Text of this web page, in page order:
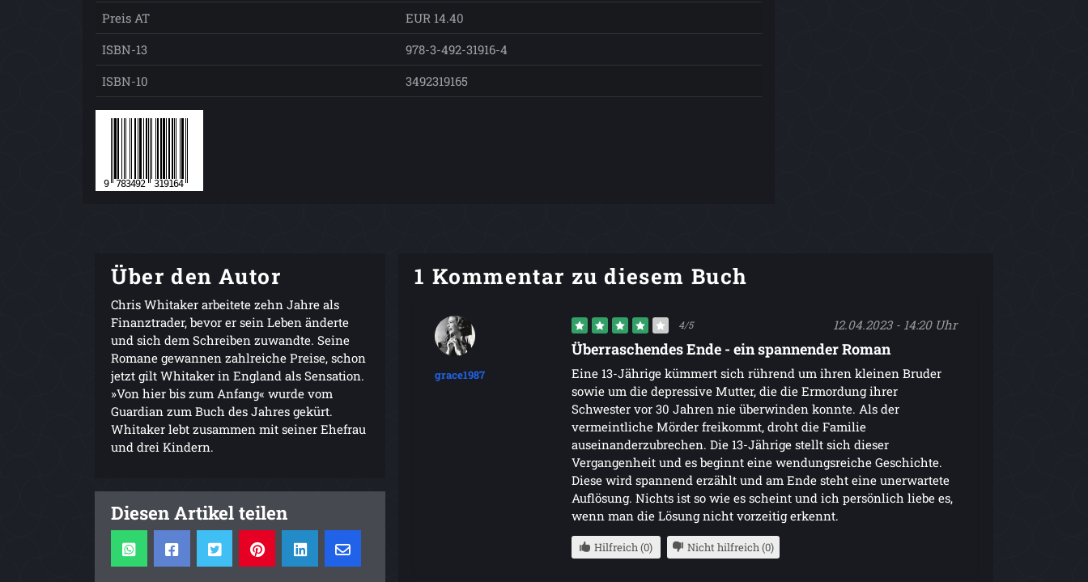
Preis AT
EUR 14.40
ISBN-13
978-3-492-31916-4
ISBN-10
3492319165
Über den Autor
Chris Whitaker arbeitete zehn Jahre als
Finanztrader, bevor er sein Leben änderte
und sich dem Schreiben zuwandte. Seine
Romane gewannen zahlreiche Preise, schon
jetzt gilt Whitaker in England als Sensation.
»Von hier bis zum Anfang« wurde vom
Guardian zum Buch des Jahres gekürt.
Whitaker lebt zusammen mit seiner Ehefrau
und drei Kindern.
Diesen Artikel teilen
1 Kommentar zu diesem Buch
grace1987
4/5 12.04.2023 - 14:20 Uhr
Überraschendes Ende - ein spannender Roman
Eine 13-Jährige kümmert sich rührend um ihren kleinen Bruder
sowie um die depressive Mutter, die die Ermordung ihrer
Schwester vor 30 Jahren nie überwinden konnte. Als der
vermeintliche Mörder freikommt, droht die Familie
auseinanderzubrechen. Die 13-Jährige stellt sich dieser
Vergangenheit und es beginnt eine wendungsreiche Geschichte.
Diese wird spannend erzählt und am Ende steht eine unerwartete
Auflösung. Nichts ist so wie es scheint und ich persönlich liebe es,
wenn man die Lösung nicht vorzeitig erkennt.
Hilfreich (0) Nicht hilfreich (0)